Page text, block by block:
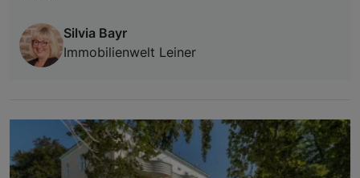
Silvia Bayr
Immobilienwelt Leiner